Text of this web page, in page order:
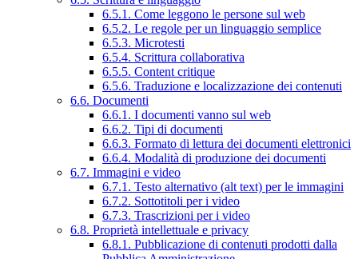
6.5.1. Come leggono le persone sul web
6.5.2. Le regole per un linguaggio semplice
6.5.3. Microtesti
6.5.4. Scrittura collaborativa
6.5.5. Content critique
6.5.6. Traduzione e localizzazione dei contenuti
6.6. Documenti
6.6.1. I documenti vanno sul web
6.6.2. Tipi di documenti
6.6.3. Formato di lettura dei documenti elettronici
6.6.4. Modalità di produzione dei documenti
6.7. Immagini e video
6.7.1. Testo alternativo (alt text) per le immagini
6.7.2. Sottotitoli per i video
6.7.3. Trascrizioni per i video
6.8. Proprietà intellettuale e privacy
6.8.1. Pubblicazione di contenuti prodotti dalla